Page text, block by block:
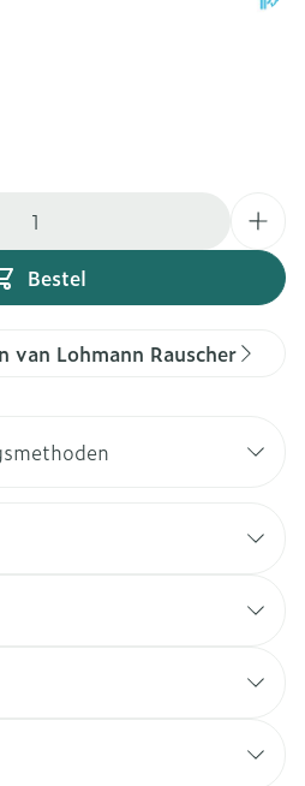
Bestel
van Lohmann Rauscher